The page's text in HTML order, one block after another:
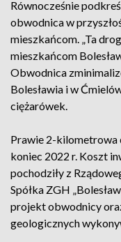
Równocześnie
obwodnica w
mieszkańcom. „Ta
mieszkańcom
Obwodnica
Bolesławia i w
ciężarówek.
Prawie 2-kilometrowa
koniec 2022 r. Koszt
pochodziły z
Spółka ZGH
projekt obwodnicy
geologicznych